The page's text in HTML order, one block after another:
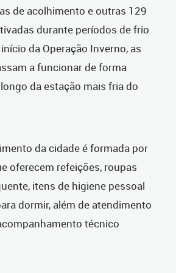
de acolhimento e outras 129
durante períodos de frio
da Operação Inverno, as
a funcionar de forma
da estação mais fria do
da cidade é formada por
oferecem refeições, roupas
itens de higiene pessoal
dormir, além de atendimento
técnico